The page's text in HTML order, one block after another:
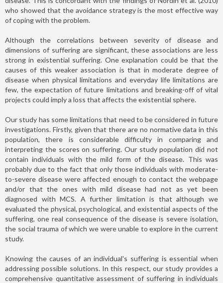
who showed that the avoidance strategy is the most effective way
of coping with the problem.
Although the correlations between severity of disease and
dimensions of suffering are significant, these associations are less
strong in existential suffering. One explanation could be that the
causes of this weaker association is that in moderate degree of
disease when physical limitations and everyday life limitations are
few, the expectation of future limitations and breaking-off of vital
projects could imply a loss that affects the existential sphere.
Our study has some limitations that need to be considered in future
investigations. Firstly, given that there are no normative data in this
population, there is considerable difficulty in comparing and
interpreting the scores on suffering. Our study population did not
contain individuals with the mild form of the disease. This was
probably due to the fact that only those individuals with moderate-
to-severe disease were affected enough to contact the webpage
and/or that the ones with mild disease had not as yet been
diagnosed with MCS. A further limitation is that although we
evaluated the physical, psychological, and existential aspects of the
suffering, one real consequence of the disease is severe isolation,
the social trauma of which we were unable to explore in the current
study.
Knowing the causes of an individual's suffering is essential when
addressing possible solutions. In this respect, our study provides a
comprehensive quantitative assessment of suffering in individuals